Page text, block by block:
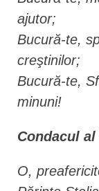
ajutor;
Bucură-te,
creştinilor;
Bucură-te,
minuni!
Condacul al
O,